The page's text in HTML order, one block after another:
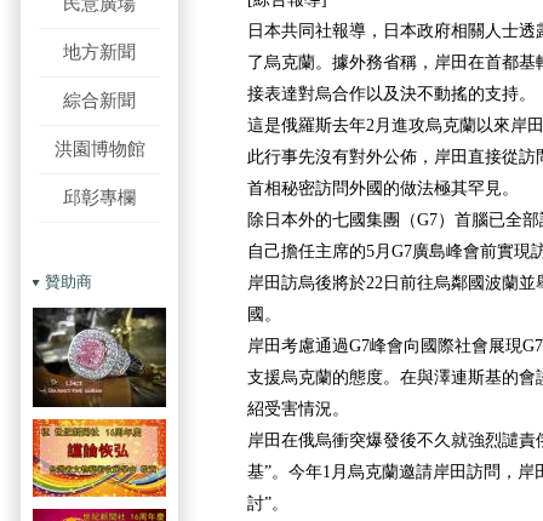
地方新聞
綜合新聞
洪園博物館
邱彰專欄
贊助商
日本共同社報導，日本政府相關人士
了烏克蘭。據外務省稱，岸田在首都
接表達對烏合作以及決不動搖的支持。
這是俄羅斯去年2月進攻烏克蘭以來岸
此行事先沒有對外公佈，岸田直接從
首相秘密訪問外國的做法極其罕見。
除日本外的七國集團（G7）首腦已全
自己擔任主席的5月G7廣島峰會前實現
岸田訪烏後將於22日前往烏鄰國波蘭
國。
岸田考慮通過G7峰會向國際社會展現
支援烏克蘭的態度。在與澤連斯基的
紹受害情況。
岸田在俄烏衝突爆發後不久就強烈譴責
基”。今年1月烏克蘭邀請岸田訪問，岸
討”。